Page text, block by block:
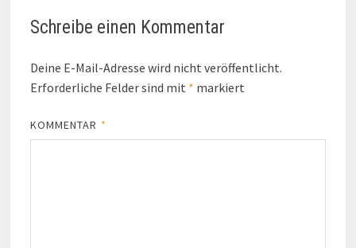
Schreibe einen Kommentar
Deine E-Mail-Adresse wird nicht veröffentlicht.
Erforderliche Felder sind mit * markiert
KOMMENTAR *